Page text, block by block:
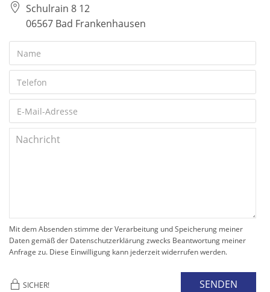
Schulrain 8 12
06567 Bad Frankenhausen
Mit dem Absenden stimme der Verarbeitung und Speicherung meiner
Daten gemäß der Datenschutzerklärung zwecks Beantwortung meiner
Anfrage zu. Diese Einwilligung kann jederzeit widerrufen werden.
SICHER! SENDEN